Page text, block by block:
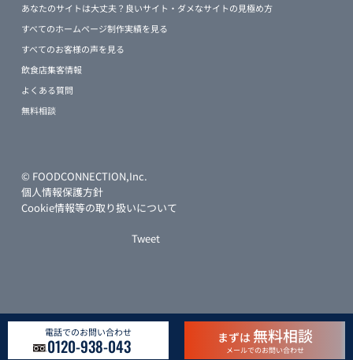
あなたのサイトは大丈夫？良いサイト・ダメなサイトの見極め方
すべてのホームページ制作実績を見る
すべてのお客様の声を見る
飲食店集客情報
よくある質問
無料相談
© FOODCONNECTION,Inc.
個人情報保護方針
Cookie情報等の取り扱いについて
Tweet
電話でのお問い合わせ
0120-938-043 まずは 無料相談
メールでのお問い合わせ